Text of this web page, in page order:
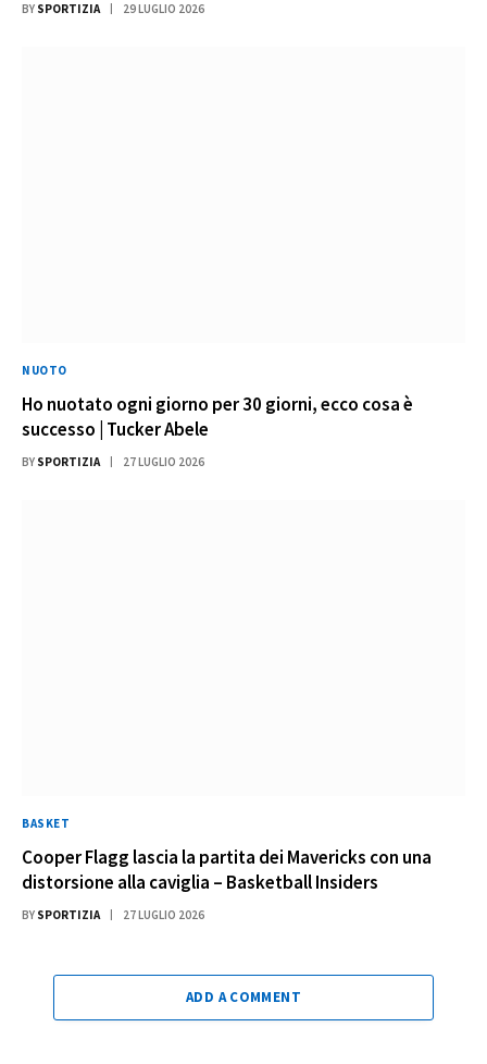
BY SPORTIZIA 29 LUGLIO 2026
NUOTO
Ho nuotato ogni giorno per 30 giorni, ecco cosa è
successo | Tucker Abele
BY SPORTIZIA 27 LUGLIO 2026
BASKET
Cooper Flagg lascia la partita dei Mavericks con una
distorsione alla caviglia – Basketball Insiders
BY SPORTIZIA 27 LUGLIO 2026
ADD A COMMENT